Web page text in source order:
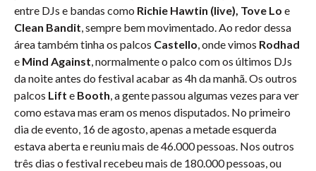
entre DJs e bandas como Richie Hawtin (live), Tove Lo e
Clean Bandit, sempre bem movimentado. Ao redor dessa
área também tinha os palcos Castello, onde vimos Rodhad
e Mind Against, normalmente o palco com os últimos DJs
da noite antes do festival acabar as 4h da manhã. Os outros
palcos Lift e Booth, a gente passou algumas vezes para ver
como estava mas eram os menos disputados. No primeiro
dia de evento, 16 de agosto, apenas a metade esquerda
estava aberta e reuniu mais de 46.000 pessoas. Nos outros
três dias o festival recebeu mais de 180.000 pessoas, ou